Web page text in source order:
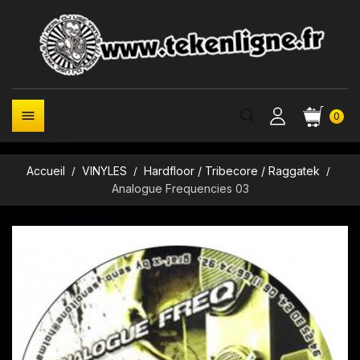
0

Accueil VINYLES
Hardfloor / Tribecore / Raggatek
Analogue Frequencies 03